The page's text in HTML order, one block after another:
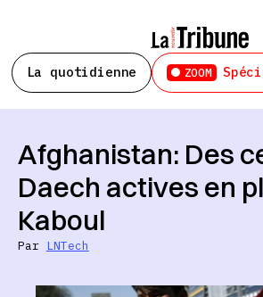
La quotidienne ZOOM
Afghanistan: Des
Daech actives en
Kaboul
Par LNTech